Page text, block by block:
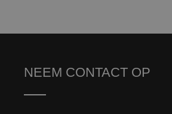
NEEM CONTACT OP